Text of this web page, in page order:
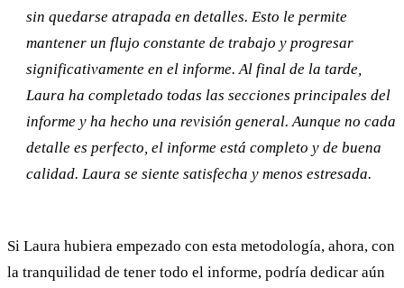
sin quedarse atrapada en detalles. Esto le permite
mantener un flujo constante de trabajo y progresar
significativamente en el informe. Al final de la tarde,
Laura ha completado todas las secciones principales del
informe y ha hecho una revisión general. Aunque no cada
detalle es perfecto, el informe está completo y de buena
calidad. Laura se siente satisfecha y menos estresada.
Si Laura hubiera empezado con esta metodología, ahora, con
la tranquilidad de tener todo el informe, podría dedicar aún